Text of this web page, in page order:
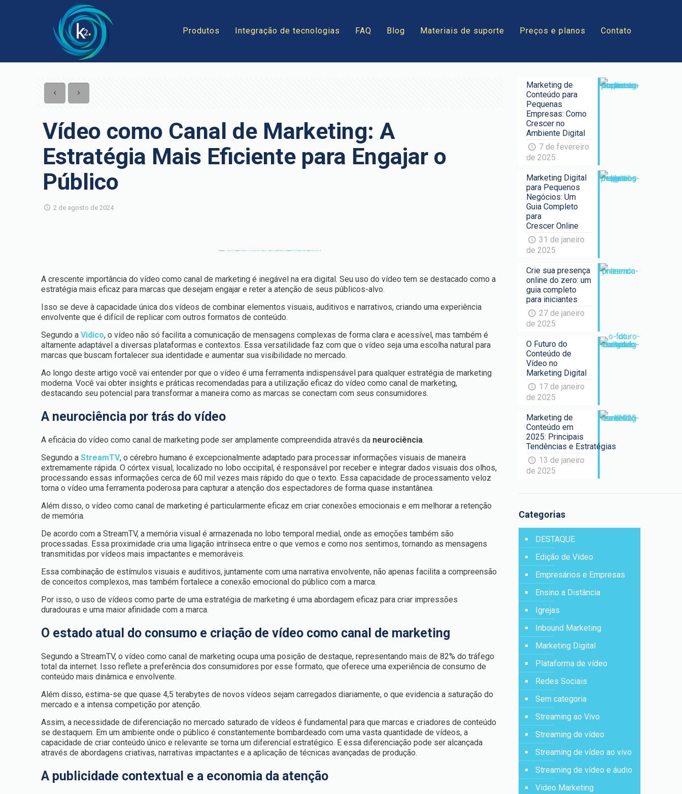
Produtos Integração de tecnologias FAQ Blog Materiais de suporte Preços e planos Contato
Vídeo como Canal de Marketing: A
Estratégia Mais Eficiente para Engajar o
Público
2 de agosto de 2024
A crescente importância do vídeo como canal de marketing é inegável na era digital. Seu uso do vídeo tem se destacado como a
estratégia mais eficaz para marcas que desejam engajar e reter a atenção de seus públicos-alvo.
Isso se deve à capacidade única dos vídeos de combinar elementos visuais, auditivos e narrativos, criando uma experiência
envolvente que é difícil de replicar com outros formatos de conteúdo.
Segundo aVidico, o vídeo não só facilita a comunicação de mensagens complexas de forma clara e acessível, mas também é
altamente adaptável a diversas plataformas e contextos. Essa versatilidade faz com que o vídeo seja uma escolha natural para
marcas que buscam fortalecer sua identidade e aumentar sua visibilidade no mercado.
Ao longo deste artigo você vai entender por que o vídeo é uma ferramenta indispensável para qualquer estratégia de marketing
moderna. Você vai obter insights e práticas recomendadas para a utilização eficaz do vídeo como canal de marketing,
destacando seu potencial para transformar a maneira como as marcas se conectam com seus consumidores.
A neurociência por trás do vídeo
A eficácia do vídeo como canal de marketing pode ser amplamente compreendida através da neurociência.
Segundo aStreamTV, o cérebro humano é excepcionalmente adaptado para processar informações visuais de maneira
extremamente rápida. O córtex visual, localizado no lobo occipital, é responsável por receber e integrar dados visuais dos olhos,
processando essas informações cerca de 60 mil vezes mais rápido do que o texto. Essa capacidade de processamento veloz
torna o vídeo uma ferramenta poderosa para capturar a atenção dos espectadores de forma quase instantânea.
Além disso, o vídeo como canal de marketing é particularmente eficaz em criar conexões emocionais e em melhorar a retenção
de memória.
De acordo com a StreamTV, a memória visual é armazenada no lobo temporal medial, onde as emoções também são
processadas. Essa proximidade cria uma ligação intrínseca entre o que vemos e como nos sentimos, tornando as mensagens
transmitidas por vídeos mais impactantes e memoráveis.
Essa combinação de estímulos visuais e auditivos, juntamente com uma narrativa envolvente, não apenas facilita a compreensão
de conceitos complexos, mas também fortalece a conexão emocional do público com a marca.
Por isso, o uso de vídeos como parte de uma estratégia de marketing é uma abordagem eficaz para criar impressões
duradouras e uma maior afinidade com a marca.
O estado atual do consumo e criação de vídeo como canal de marketing
Segundo a StreamTV, o vídeo como canal de marketing ocupa uma posição de destaque, representando mais de 82% do tráfego
total da internet. Isso reflete a preferência dos consumidores por esse formato, que oferece uma experiência de consumo de
conteúdo mais dinâmica e envolvente.
Além disso, estima-se que quase 4,5 terabytes de novos vídeos sejam carregados diariamente, o que evidencia a saturação do
mercado e a intensa competição por atenção.
Assim, a necessidade de diferenciação no mercado saturado de vídeos é fundamental para que marcas e criadores de conteúdo
se destaquem. Em um ambiente onde o público é constantemente bombardeado com uma vasta quantidade de vídeos, a
capacidade de criar conteúdo único e relevante se torna um diferencial estratégico. E essa diferenciação pode ser alcançada
através de abordagens criativas, narrativas impactantes e a aplicação de técnicas avançadas de produção.
A publicidade contextual e a economia da atenção
Marketing de
Conteúdo para
Pequenas
Empresas: Como
Crescer no
Ambiente Digital
7 de fevereiro
de 2025
Marketing Digital
para Pequenos
Negócios: Um
Guia Completo
para
Crescer Online
31 de janeiro
de 2025
Crie sua presença
online do zero: um
guia completo
para iniciantes
27 de janeiro
de 2025
O Futuro do
Conteúdo de
Vídeo no
Marketing Digital
17 de janeiro
de 2025
Marketing de
Conteúdo em
2025: Principais
Tendências e Estratégias
13 de janeiro
de 2025
Categorias
DESTAQUE
Edição de Vídeo
Empresários e Empresas
Ensino a Distância
Igrejas
Inbound Marketing
Marketing Digital
Plataforma de vídeo
Redes Sociais
Sem categoria
Streaming ao Vivo
Streaming de vídeo
Streaming de vídeo ao vivo
Streaming de vídeo e áudio
Video Marketing